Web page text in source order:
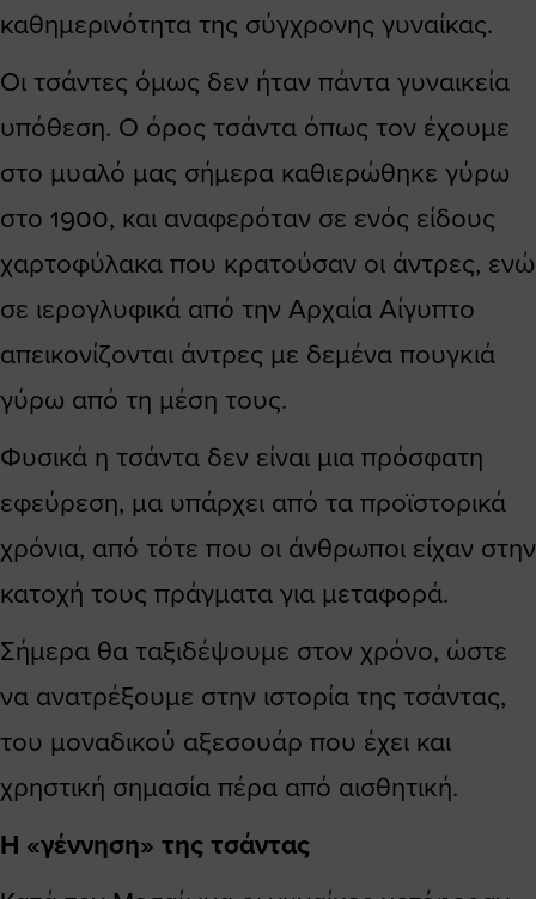
καθημερινότητα της σύγχρονης γυναίκας.
Οι τσάντες όμως δεν ήταν πάντα γυναικεία
υπόθεση. Ο όρος τσάντα όπως τον έχουμε
στο μυαλό μας σήμερα καθιερώθηκε γύρω
στο 1900, και αναφερόταν σε ενός είδους
χαρτοφύλακα που κρατούσαν οι άντρες, ενώ
σε ιερογλυφικά από την Αρχαία Αίγυπτο
απεικονίζονται άντρες με δεμένα πουγκιά
γύρω από τη μέση τους.
Φυσικά η τσάντα δεν είναι μια πρόσφατη
εφεύρεση, μα υπάρχει από τα προϊστορικά
χρόνια, από τότε που οι άνθρωποι είχαν στην
κατοχή τους πράγματα για μεταφορά.
Σήμερα θα ταξιδέψουμε στον χρόνο, ώστε
να ανατρέξουμε στην ιστορία της τσάντας,
του μοναδικού αξεσουάρ που έχει και
χρηστική σημασία πέρα από αισθητική.
Η «γέννηση» της τσάντας